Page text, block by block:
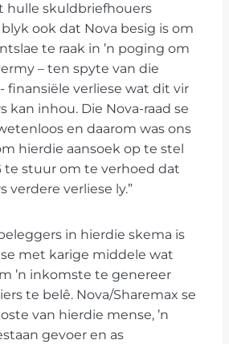
hulle skuldbriefhouers
ook dat Nova besig is om
te raak in ’n poging om
– ten spyte van die
finansiële verliese wat dit vir
kan inhou. Die Nova-raad se
en daarom was ons
hierdie aansoek op te stel
te stuur om te verhoed dat
verdere verliese ly.”
in hierdie skema is
met karige middele wat
’n inkomste te genereer
te belê. Nova/Sharemax se
van hierdie mense, ’n
gevoer en as